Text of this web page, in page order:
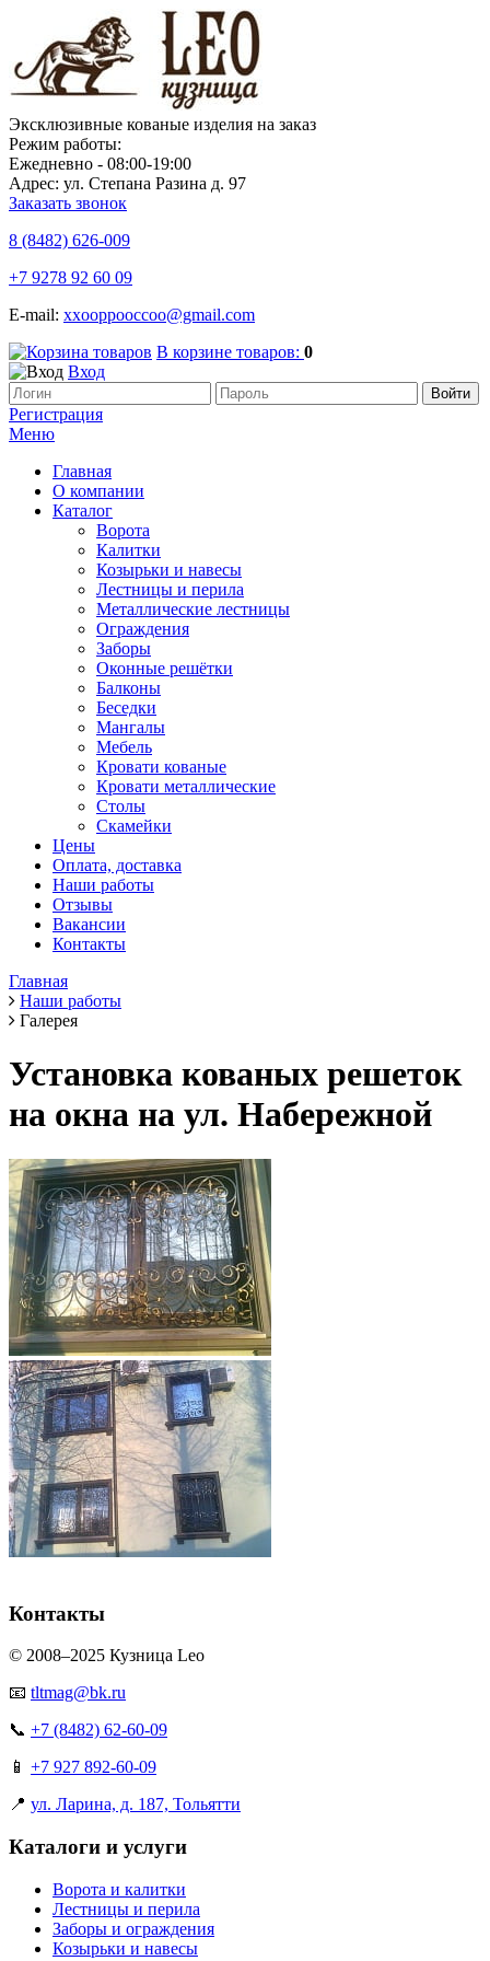
Эксклюзивные кованые изделия на заказ
Режим работы:
Ежедневно - 08:00-19:00
Адрес: ул. Степана Разина д. 97
Заказать звонок
8 (8482) 626-009
+7 9278 92 60 09
E-mail: xxooppooccoo@gmail.com
В корзине товаров: 0
Вход
Регистрация
Меню
Главная
О компании
Каталог
Ворота
Калитки
Козырьки и навесы
Лестницы и перила
Металлические лестницы
Ограждения
Заборы
Оконные решётки
Балконы
Беседки
Мангалы
Мебель
Кровати кованые
Кровати металлические
Столы
Скамейки
Цены
Оплата, доставка
Наши работы
Отзывы
Вакансии
Контакты
Главная
Наши работы
Галерея
Установка кованых решеток
на окна на ул. Набережной
Контакты
© 2008–2025 Кузница Leo
📧 tltmag@bk.ru
📞 +7 (8482) 62-60-09
📱 +7 927 892-60-09
📍 ул. Ларина, д. 187, Тольятти
Каталоги и услуги
Ворота и калитки
Лестницы и перила
Заборы и ограждения
Козырьки и навесы